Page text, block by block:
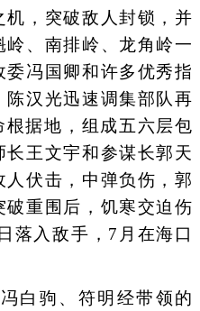
机，突破敌人封锁，并
、南排岭、龙角岭一
冯国卿和许多优秀指
汉光迅速调集部队再
根据地，组成五六层包
王文宇和参谋长郭天
伏击，中弹负伤，郭
重围后，饥寒交迫伤
落入敌手，7月在海口
驹、符明经带领的